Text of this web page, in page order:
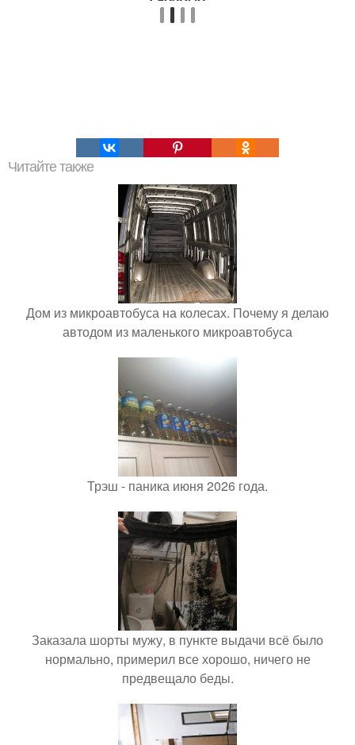
Читайте также
Дом из микроавтобуса на колесах. Почему я делаю
автодом из маленького микроавтобуса
Трэш - паника июня 2026 года.
Заказала шорты мужу, в пункте выдачи всё было
нормально, примерил все хорошо, ничего не
предвещало беды.